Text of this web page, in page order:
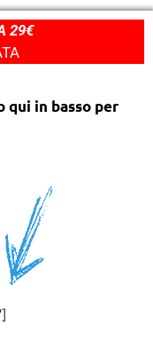
29€
qui in basso per